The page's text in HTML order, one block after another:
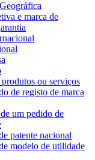
e marca de
ou serviços
de registo de marca
um pedido de
patente nacional
modelo de utilidade